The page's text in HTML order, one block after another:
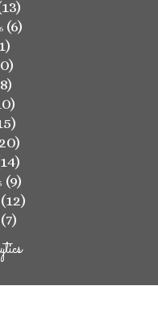
(6)
(9)
(12)
(7)